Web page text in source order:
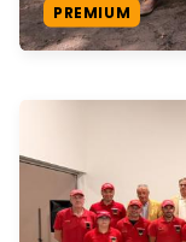
PREMIUM